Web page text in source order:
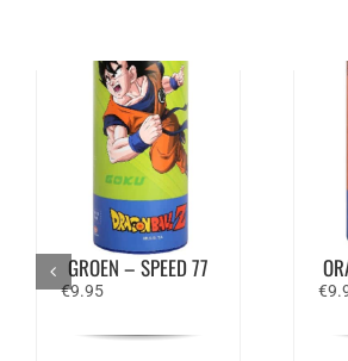
VICTOR X DRAGON
BALL Z NCS DBZ –
GROEN – SPEED 77
€9.95 €